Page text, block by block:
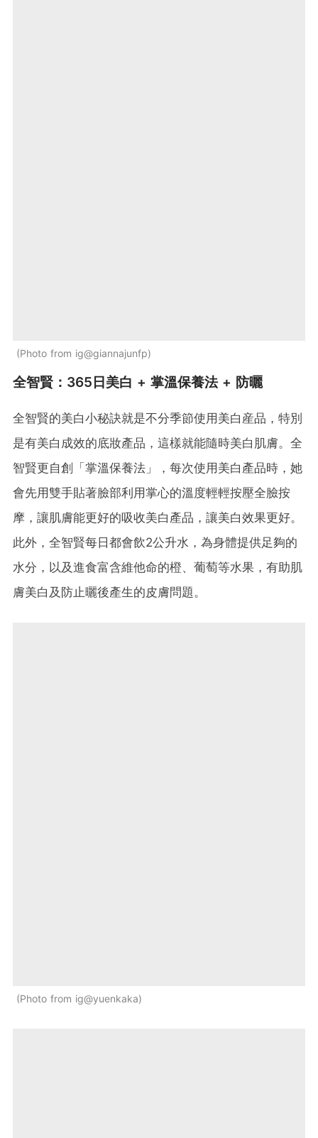
Photo from ig@giannajunfp
全智賢：365日美白 + 掌溫保養法 + 防曬
全智賢的美白小秘訣就是不分季節使用美白産品，特別
是有美白成效的底妝產品，這樣就能隨時美白肌膚。全
智賢更自創「掌溫保養法」，每次使用美白產品時，她
會先用雙手貼著臉部利用掌心的溫度輕輕按壓全臉按
摩，讓肌膚能更好的吸收美白產品，讓美白效果更好。
此外，全智賢每日都會飲2公升水，為身體提供足夠的
水分，以及進食富含維他命的橙、葡萄等水果，有助肌
膚美白及防止曬後產生的皮膚問題。
Photo from ig@yuenkaka